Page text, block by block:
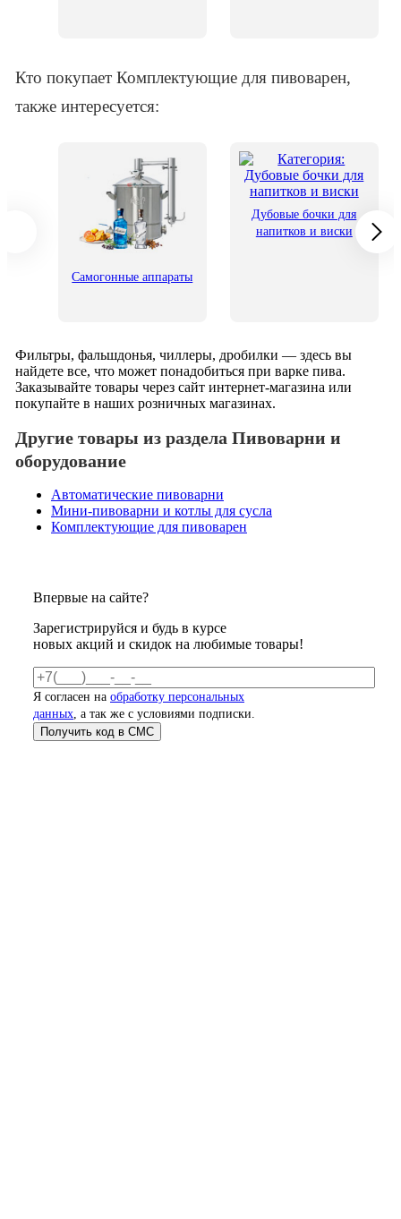
Кто покупает Комплектующие для пивоварен,
также интересуется:
Самогонные аппараты
Дубовые бочки для
напитков и виски
Фильтры, фальшдонья, чиллеры, дробилки — здесь вы
найдете все, что может понадобиться при варке пива.
Заказывайте товары через сайт интернет-магазина или
покупайте в наших розничных магазинах.
Другие товары из раздела Пивоварни и
оборудование
Автоматические пивоварни
Мини-пивоварни и котлы для сусла
Комплектующие для пивоварен
Впервые на сайте?
Зарегистрируйся и будь в курсе
новых акций и скидок на любимые товары!
Я согласен на обработку персональных
данных, а так же с условиями подписки.